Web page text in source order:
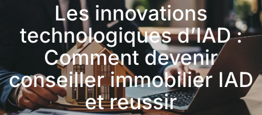
Les innovations
technologiques d’IAD :
Comment devenir
conseiller immobilier IAD
et reussir